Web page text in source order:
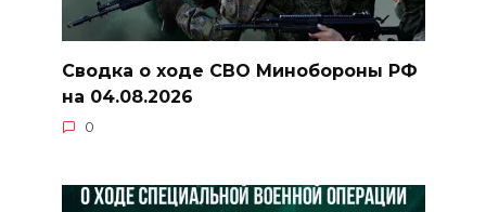
Сводка о ходе СВО Минобороны РФ
на 04.08.2026
0